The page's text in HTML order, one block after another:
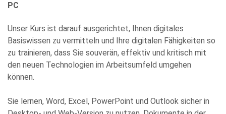
PC
Unser Kurs ist darauf ausgerichtet, Ihnen digitales
Basiswissen zu vermitteln und Ihre digitalen Fähigkeiten so
zu trainieren, dass Sie souverän, effektiv und kritisch mit
den neuen Technologien im Arbeitsumfeld umgehen
können.
Sie lernen, Word, Excel, PowerPoint und Outlook sicher in